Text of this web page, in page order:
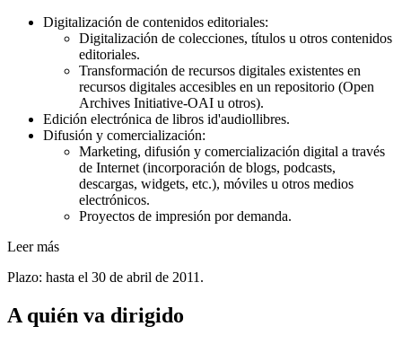
Digitalización de contenidos editoriales:
Digitalización de colecciones, títulos u otros contenidos
editoriales.
Transformación de recursos digitales existentes en
recursos digitales accesibles en un repositorio (Open
Archives Initiative-OAI u otros).
Edición electrónica de libros id'audiollibres.
Difusión y comercialización:
Marketing, difusión y comercialización digital a través
de Internet (incorporación de blogs, podcasts,
descargas, widgets, etc.), móviles u otros medios
electrónicos.
Proyectos de impresión por demanda.
Leer más
Plazo: hasta el 30 de abril de 2011.
A quién va dirigido